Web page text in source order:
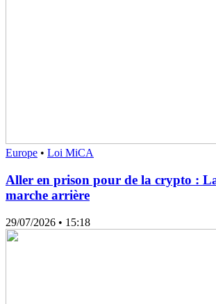
Europe • Loi MiCA
Aller en prison pour de la crypto :
marche arrière
29/07/2026 • 15:18